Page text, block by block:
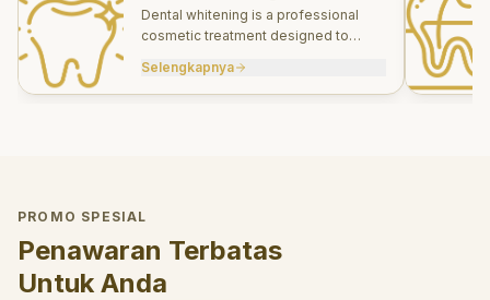
Dental whitening is a professional
cosmetic treatment designed to
effectively.
Selengkapnya
PROMO SPESIAL
Penawaran Terbatas
Untuk Anda